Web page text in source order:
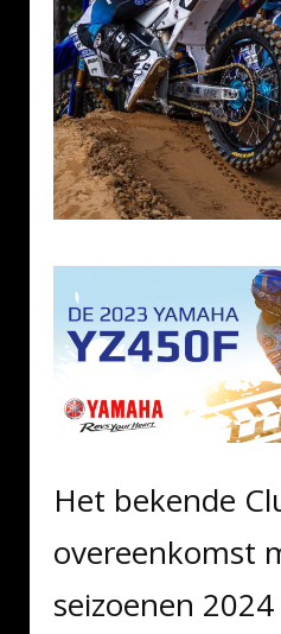
Het bekende
overeenkomst
seizoenen